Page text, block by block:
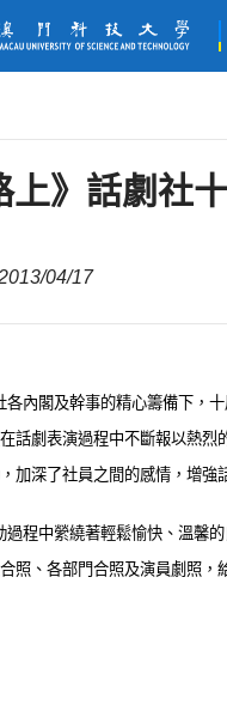
上》話劇社
04/17
各內閣及幹事的精心籌備下，
話劇表演過程中不斷報以熱
加深了社員之間的感情，增強
過程中縈繞著輕鬆愉快、溫馨
照、各部門合照及演員劇照，